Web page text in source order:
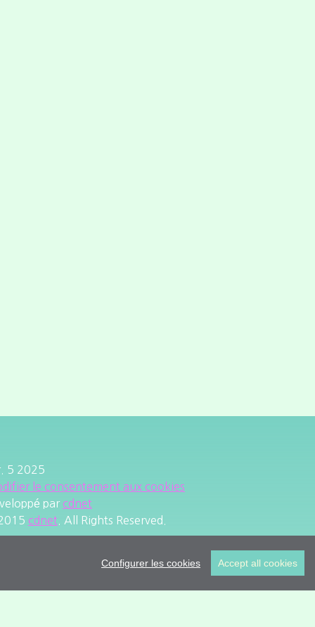
Configurer les cookies Accept all cookies
5 2025
le consentement aux cookies
par cdnet
cdnet . All Rights Reserved.